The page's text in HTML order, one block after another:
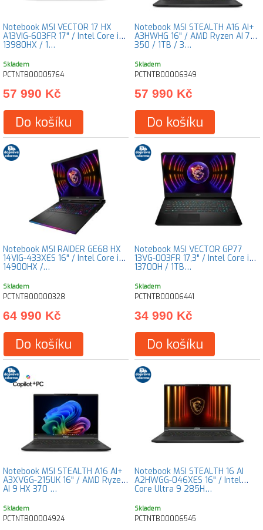
Notebook MSI VECTOR 17 HX
A13VIG-603FR 17" / Intel Core i9-
13980HX / 1…
Skladem
PCTNTB00005764
57 990 Kč
Do košíku
Notebook MSI STEALTH A16 AI+
A3HWHG 16" / AMD Ryzen AI 7
350 / 1TB / 3…
Skladem
PCTNTB00006349
57 990 Kč
Do košíku
Notebook MSI RAIDER GE68 HX
14VIG-433XES 16" / Intel Core i9-
14900HX /…
Skladem
PCTNTB00000328
64 990 Kč
Do košíku
Notebook MSI VECTOR GP77
13VG-003FR 17,3" / Intel Core i7-
13700H / 1TB…
Skladem
PCTNTB00006441
34 990 Kč
Do košíku
Notebook MSI STEALTH A16 AI+
A3XVGG-215UK 16" / AMD Ryzen
AI 9 HX 370 …
Skladem
PCTNTB00004924
Notebook MSI STEALTH 16 AI
A2HWGG-046XES 16" / Intel
Core Ultra 9 285H…
Skladem
PCTNTB00006545